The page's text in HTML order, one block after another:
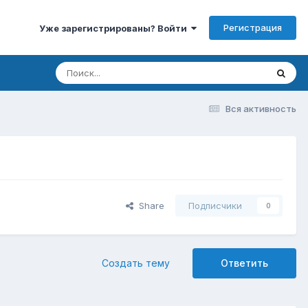
Уже зарегистрированы? Войти Регистрация
Вся активность
Share Подписчики 0
Ответить
Создать тему